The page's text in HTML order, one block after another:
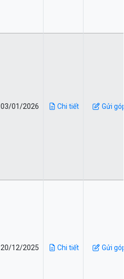
03/01/2026 Chi tiết Gửi
20/12/2025 Chi tiết Gửi